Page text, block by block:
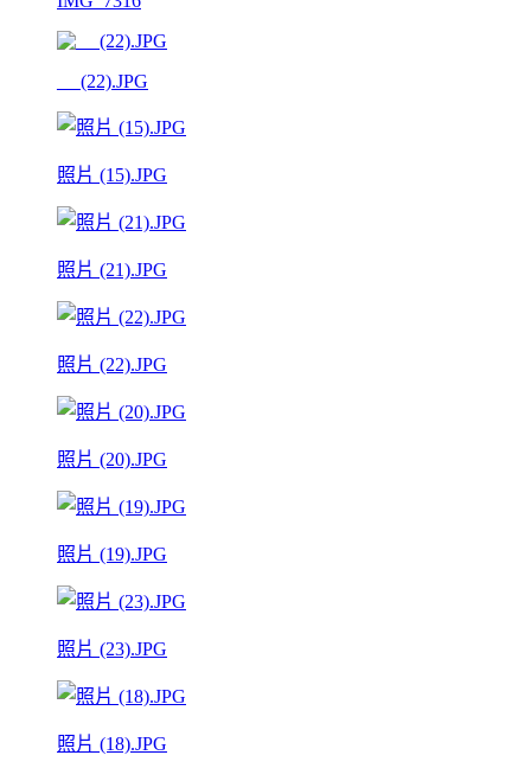
__ (22).JPG
照片 (15).JPG
照片 (21).JPG
照片 (22).JPG
照片 (20).JPG
照片 (19).JPG
照片 (23).JPG
照片 (18).JPG